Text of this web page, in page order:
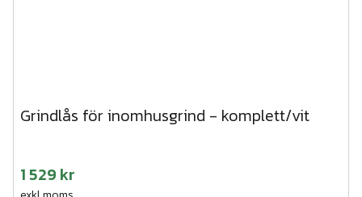
Grindlås för inomhusgrind - komplett/vit
1 529 kr